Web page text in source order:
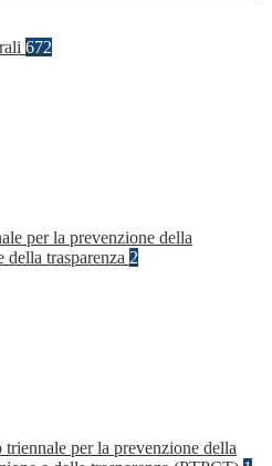
672
per la prevenzione della
della trasparenza 2
triennale per la prevenzione della